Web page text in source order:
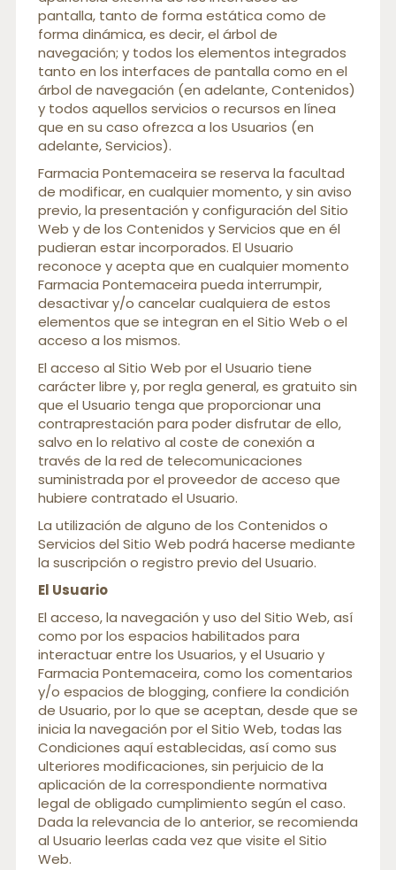
pantalla, tanto de forma estática como de
forma dinámica, es decir, el árbol de
navegación; y todos los elementos integrados
tanto en los interfaces de pantalla como en el
árbol de navegación (en adelante, Contenidos)
y todos aquellos servicios o recursos en línea
que en su caso ofrezca a los Usuarios (en
adelante, Servicios).
Farmacia Pontemaceira se reserva la facultad
de modificar, en cualquier momento, y sin aviso
previo, la presentación y configuración del Sitio
Web y de los Contenidos y Servicios que en él
pudieran estar incorporados. El Usuario
reconoce y acepta que en cualquier momento
Farmacia Pontemaceira pueda interrumpir,
desactivar y/o cancelar cualquiera de estos
elementos que se integran en el Sitio Web o el
acceso a los mismos.
El acceso al Sitio Web por el Usuario tiene
carácter libre y, por regla general, es gratuito sin
que el Usuario tenga que proporcionar una
contraprestación para poder disfrutar de ello,
salvo en lo relativo al coste de conexión a
través de la red de telecomunicaciones
suministrada por el proveedor de acceso que
hubiere contratado el Usuario.
La utilización de alguno de los Contenidos o
Servicios del Sitio Web podrá hacerse mediante
la suscripción o registro previo del Usuario.
El Usuario
El acceso, la navegación y uso del Sitio Web, así
como por los espacios habilitados para
interactuar entre los Usuarios, y el Usuario y
Farmacia Pontemaceira, como los comentarios
y/o espacios de blogging, confiere la condición
de Usuario, por lo que se aceptan, desde que se
inicia la navegación por el Sitio Web, todas las
Condiciones aquí establecidas, así como sus
ulteriores modificaciones, sin perjuicio de la
aplicación de la correspondiente normativa
legal de obligado cumplimiento según el caso.
Dada la relevancia de lo anterior, se recomienda
al Usuario leerlas cada vez que visite el Sitio
Web.